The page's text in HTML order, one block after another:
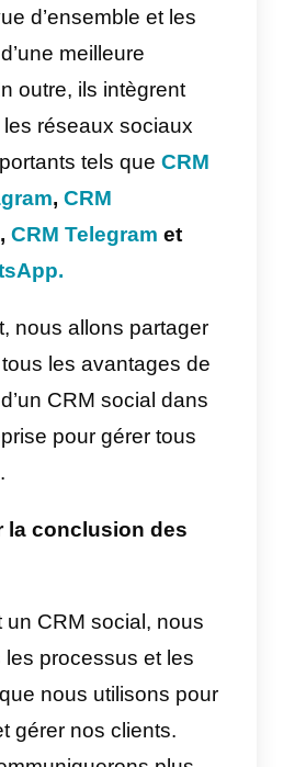
des clients.
les avantages
sociale?
social peut apporter de
Pour s’en faire une
nous devons
la différence entre un
et un CRM social.
normal ou traditionnel
à l’interaction
lui-même. Alors qu’un
collecte toutes les
de nos clients